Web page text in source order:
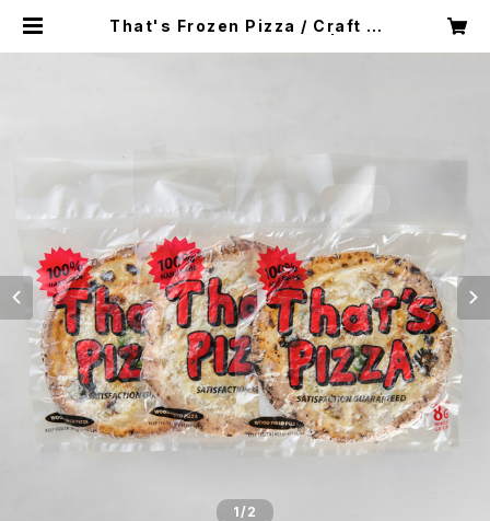
That's Frozen Pizza / Craft Q
1/2